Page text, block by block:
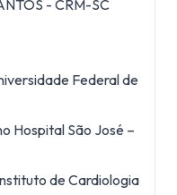
- CRM-SC
Federal de
Hospital São José –
de Cardiologia